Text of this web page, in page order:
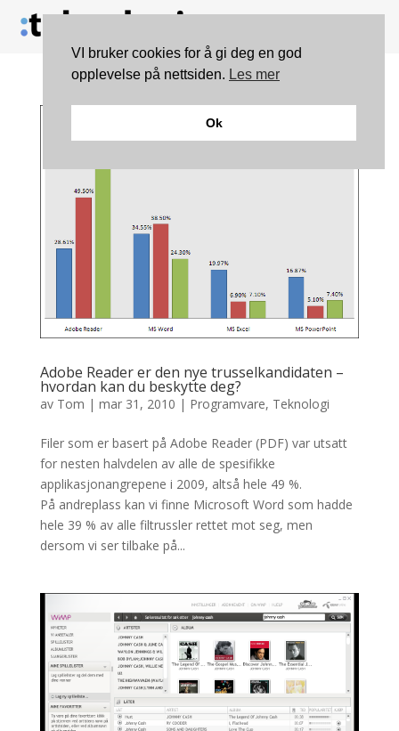
Adobe Reader er den nye trusselkandidaten –
hvordan kan du beskytte deg?
av Tom | mar 31, 2010 | Programvare, Teknologi
Filer som er basert på Adobe Reader (PDF) var utsatt
for nesten halvdelen av alle de spesifikke
applikasjonangrepene i 2009, altså hele 49 %.
På andreplass kan vi finne Microsoft Word som hadde
hele 39 % av alle filtrussler rettet mot seg, men
dersom vi ser tilbake på...
VI bruker cookies for å gi deg en god
opplevelse på nettsiden. Les mer
Ok